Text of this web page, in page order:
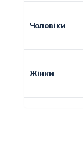
Чоловіки
Жінки